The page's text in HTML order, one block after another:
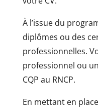
À l’issue du
diplômes ou des
professionnelles.
professionnel ou
CQP au RNCP.
En mettant en